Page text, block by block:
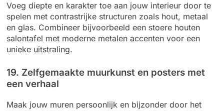
Voeg diepte en karakter toe aan jouw interieur door te
spelen met contrastrijke structuren zoals hout, metaal
en glas. Combineer bijvoorbeeld een stoere houten
salontafel met moderne metalen accenten voor een
unieke uitstraling.
19. Zelfgemaakte muurkunst en posters met
een verhaal
Maak jouw muren persoonlijk en bijzonder door het